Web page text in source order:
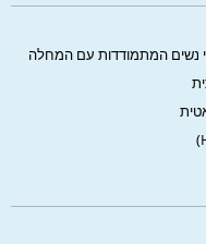
נשים המתמודדות עם המחלה